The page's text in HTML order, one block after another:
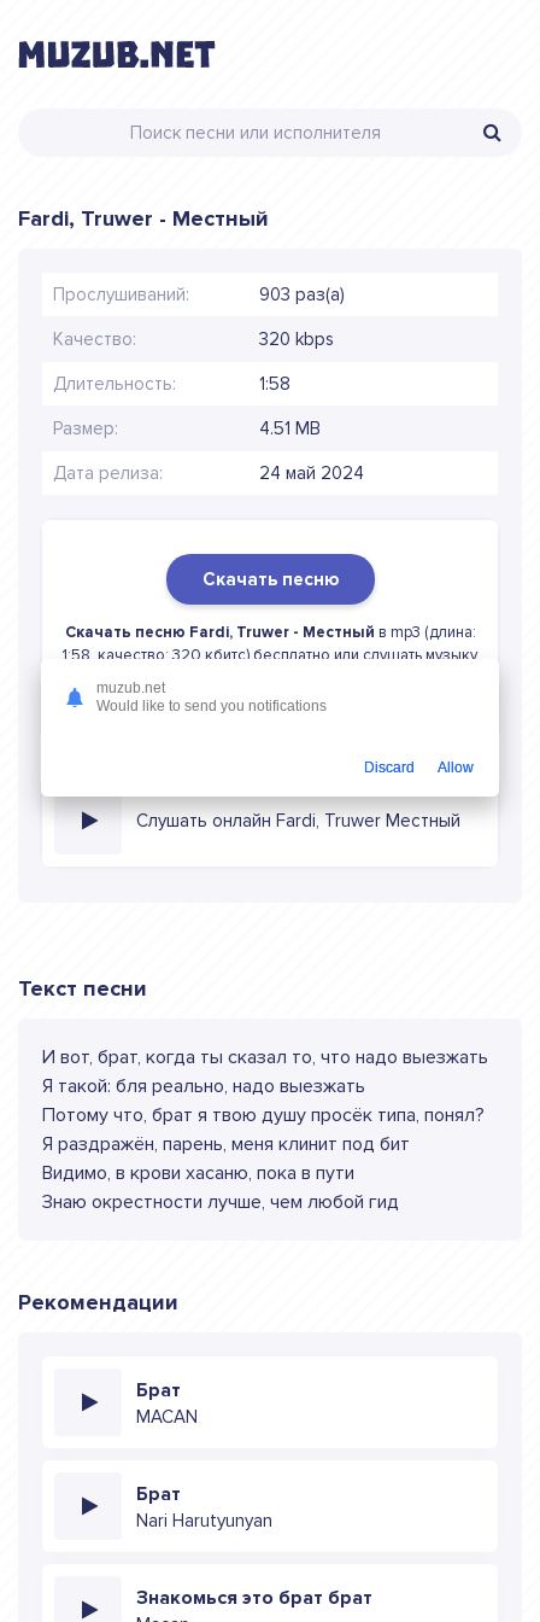
Fardi, Truwer - Местный
Прослушиваний: 903 раз(а)
Качество: 320 kbps
Длительность: 1:58
Размер: 4.51 MB
Дата релиза: 24 май 2024
Скачать песню
Скачать песню Fardi, Truwer - Местный в mp3 (длина:
1:58, качество: 320 кбитс) бесплатно или слушать музыку
Слушать онлайн Fardi, Truwer Местный
Текст песни
И вот, брат, когда ты сказал то, что надо выезжать
Я такой: бля реально, надо выезжать
Потому что, брат я твою душу просёк типа, понял?
Я раздражён, парень, меня клинит под бит
Видимо, в крови хасаню, пока в пути
Знаю окрестности лучше, чем любой гид
Рекомендации
Брат
MACAN
Брат
Nari Harutyunyan
Знакомься это брат брат
muzub.net
Would like to send you notifications
Discard Allow